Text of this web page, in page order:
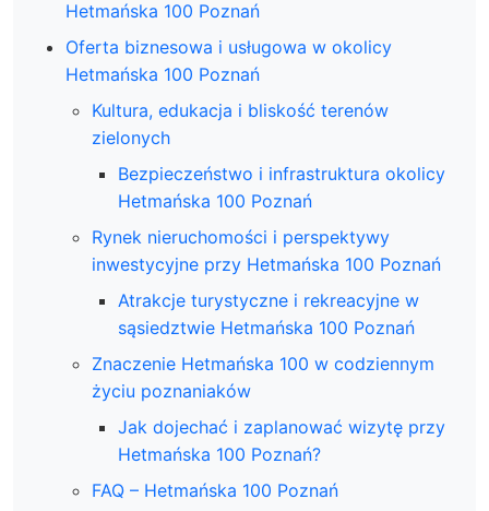
Hetmańska 100 Poznań
Oferta biznesowa i usługowa w okolicy
Hetmańska 100 Poznań
Kultura, edukacja i bliskość terenów
zielonych
Bezpieczeństwo i infrastruktura okolicy
Hetmańska 100 Poznań
Rynek nieruchomości i perspektywy
inwestycyjne przy Hetmańska 100 Poznań
Atrakcje turystyczne i rekreacyjne w
sąsiedztwie Hetmańska 100 Poznań
Znaczenie Hetmańska 100 w codziennym
życiu poznaniaków
Jak dojechać i zaplanować wizytę przy
Hetmańska 100 Poznań?
FAQ – Hetmańska 100 Poznań